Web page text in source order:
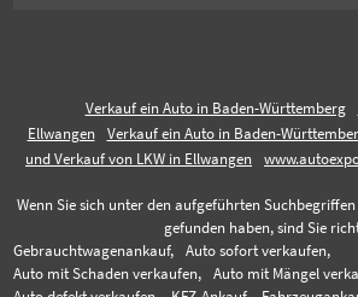
Verkauf ein Auto in Baden-Württemberg
Ellwangen
Verkauf ein Auto in Baden-
und Verkauf von LKW in Ellwangen
Wenn Sie sich unter den aufgeführten
gefunden haben, sind Sie
Gebrauchtwagenankauf,
Auto sofort verkaufen,
Auto mit Schaden verkaufen,
Auto mit Mängel